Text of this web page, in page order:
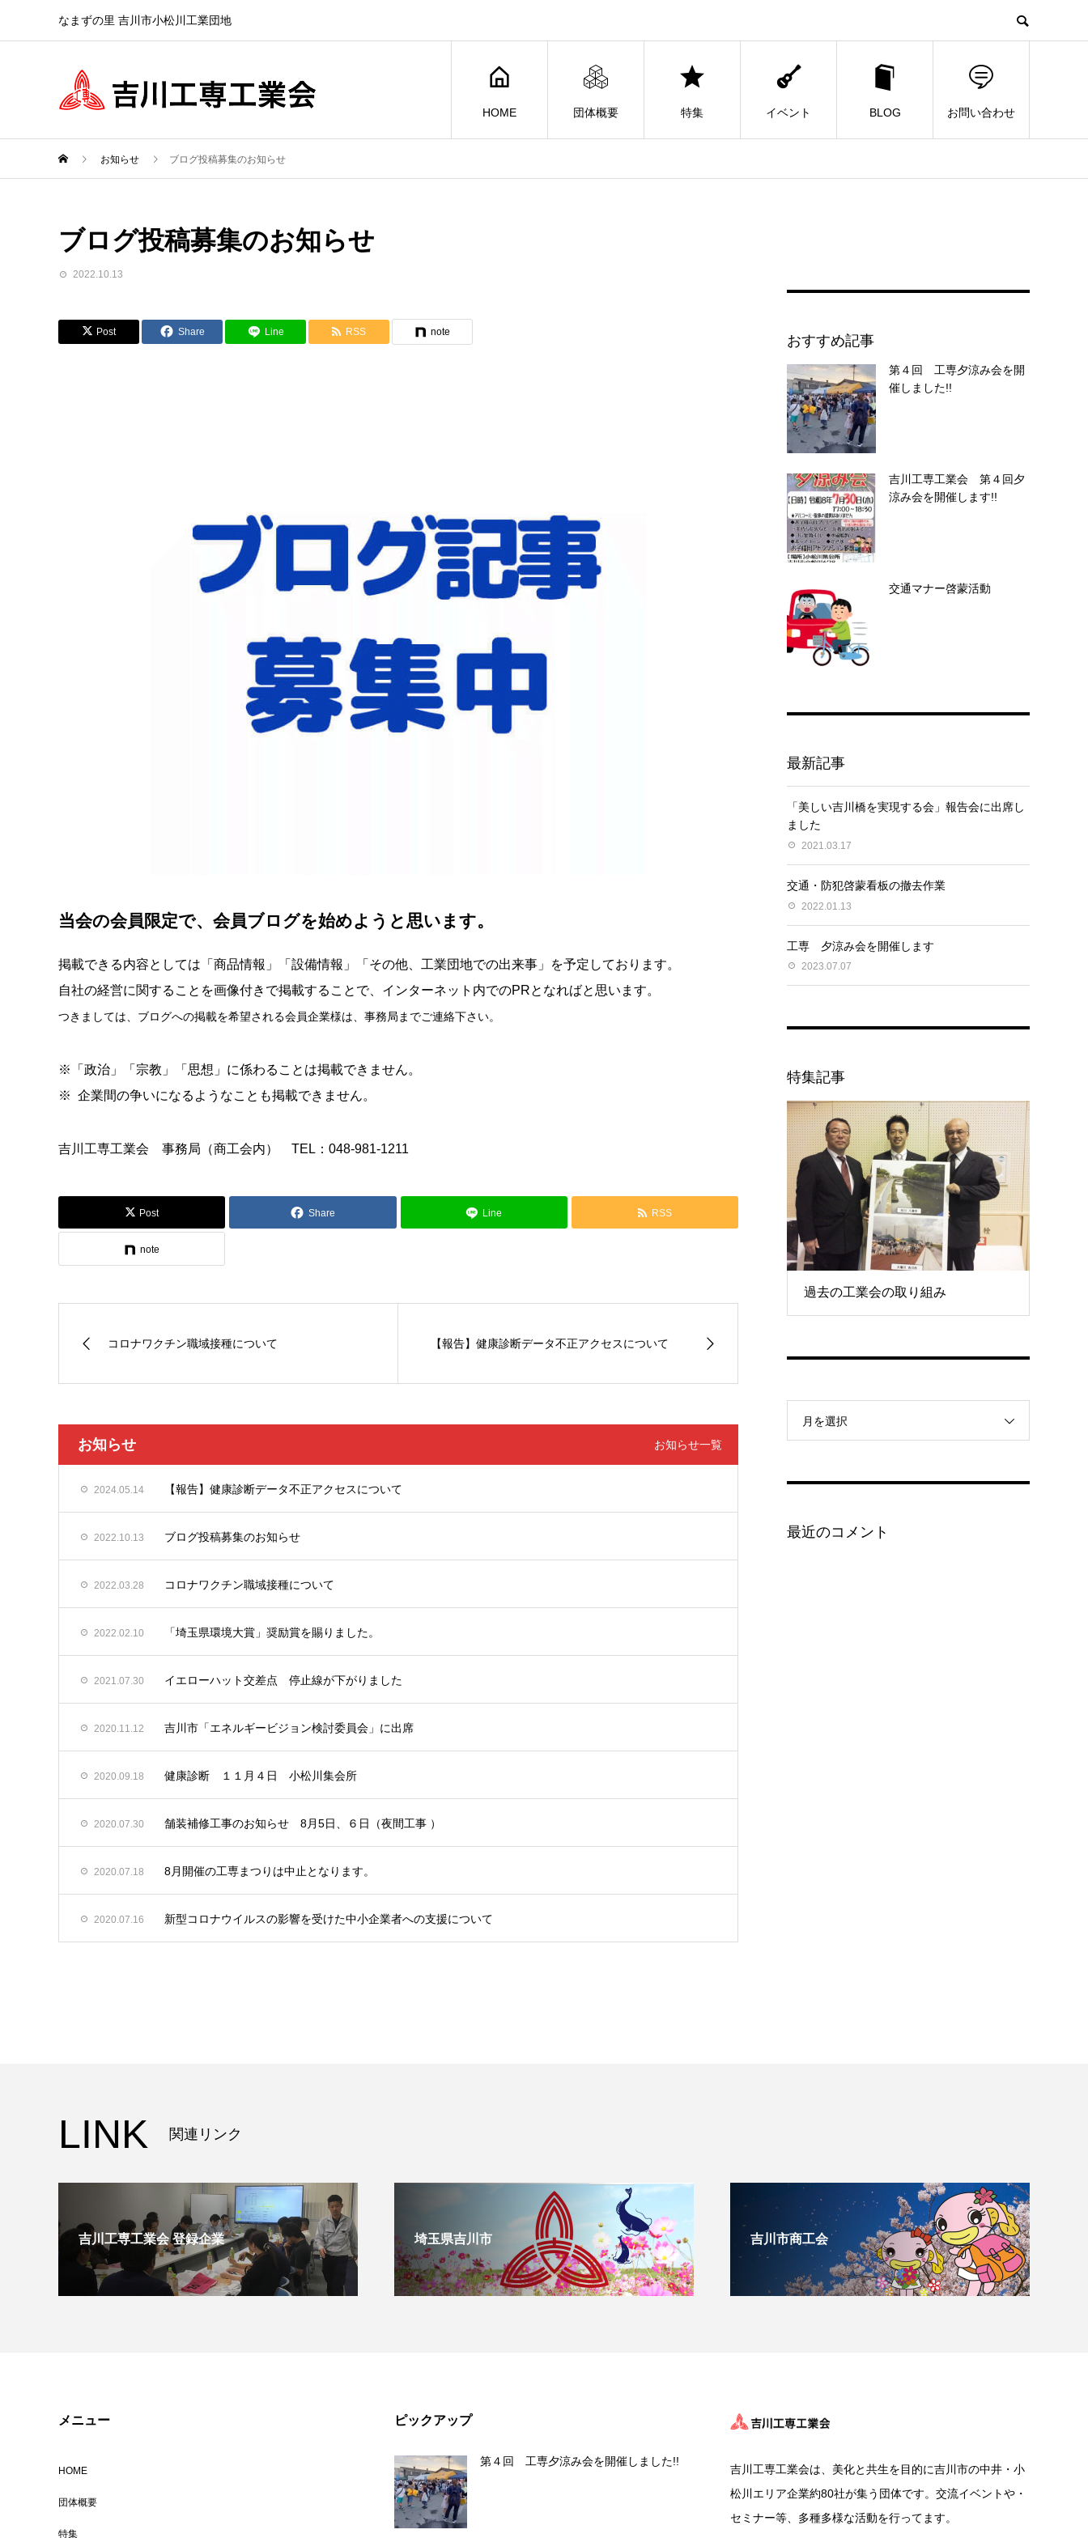
なまずの里 吉川市小松川工業団地
HOME 団体概要 特集 イベント BLOG お問い合わせ
お知らせ ブログ投稿募集のお知らせ
ブログ投稿募集のお知らせ
2022.10.13
Post Share Line RSS note
当会の会員限定で、会員ブログを始めようと思います。
掲載できる内容としては「商品情報」「設備情報」「その他、工業団地での出来事」を予定しております。
自社の経営に関することを画像付きで掲載することで、インターネット内でのPRとなればと思います。
つきましては、ブログへの掲載を希望される会員企業様は、事務局までご連絡下さい。
※「政治」「宗教」「思想」に係わることは掲載できません。
※ 企業間の争いになるようなことも掲載できません。
吉川工専工業会 事務局（商工会内） TEL：048-981-1211
Post Share Line RSS
note
コロナワクチン職域接種について 【報告】健康診断データ不正アクセスについて
お知らせ お知らせ一覧
2024.05.14 【報告】健康診断データ不正アクセスについて
2022.10.13 ブログ投稿募集のお知らせ
2022.03.28 コロナワクチン職域接種について
2022.02.10 「埼玉県環境大賞」奨励賞を賜りました。
2021.07.30 イエローハット交差点 停止線が下がりました
2020.11.12 吉川市「エネルギービジョン検討委員会」に出席
2020.09.18 健康診断 １１月４日 小松川集会所
2020.07.30 舗装補修工事のお知らせ 8月5日、６日（夜間工事 ）
2020.07.18 8月開催の工専まつりは中止となります。
2020.07.16 新型コロナウイルスの影響を受けた中小企業者への支援について
おすすめ記事
第４回 工専夕涼み会を開
催しました!!
吉川工専工業会 第４回夕
涼み会を開催します!!
交通マナー啓蒙活動
最新記事
「美しい吉川橋を実現する会」報告会に出席し
ました
2021.03.17
交通・防犯啓蒙看板の撤去作業
2022.01.13
工専 夕涼み会を開催します
2023.07.07
特集記事
過去の工業会の取り組み
月を選択
最近のコメント
LINK 関連リンク
吉川工専工業会 登録企業 埼玉県吉川市 吉川市商工会
メニュー
HOME
団体概要
特集
ピックアップ
第４回 工専夕涼み会を開催しました!!
吉川工専工業会は、美化と共生を目的に吉川市の中井・小
松川エリア企業約80社が集う団体です。交流イベントや・
セミナー等、多種多様な活動を行ってます。